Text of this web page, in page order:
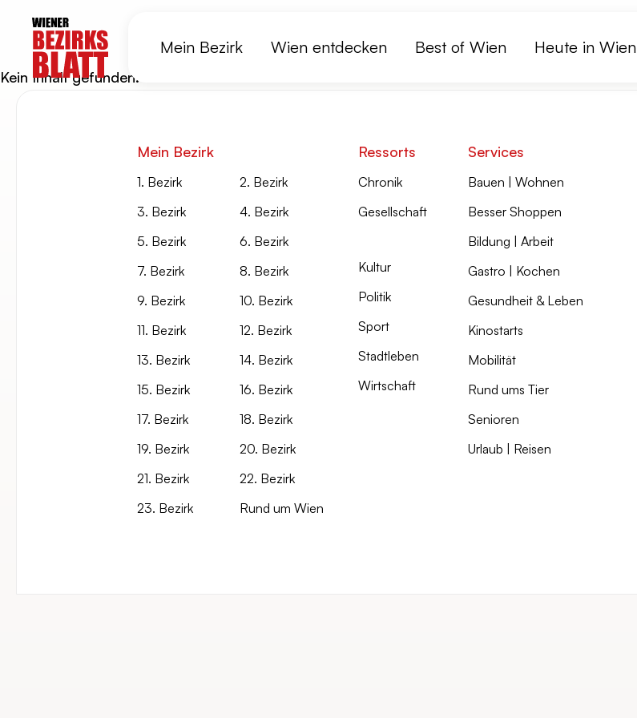
Mein Bezirk Wien entdecken Best of Wien Heute in Wien
Kein Inhalt gefunden.
Mein Bezirk
1. Bezirk
2. Bezirk
3. Bezirk
4. Bezirk
5. Bezirk
6. Bezirk
7. Bezirk
8. Bezirk
9. Bezirk
10. Bezirk
11. Bezirk
12. Bezirk
13. Bezirk
14. Bezirk
15. Bezirk
16. Bezirk
17. Bezirk
18. Bezirk
19. Bezirk
20. Bezirk
21. Bezirk
22. Bezirk
23. Bezirk
Rund um Wien
Ressorts
Chronik
Gesellschaft
Kultur
Politik
Sport
Stadtleben
Wirtschaft
Services
Bauen | Wohnen
Besser Shoppen
Bildung | Arbeit
Gastro | Kochen
Gesundheit & Leben
Kinostarts
Mobilität
Rund ums Tier
Senioren
Urlaub | Reisen